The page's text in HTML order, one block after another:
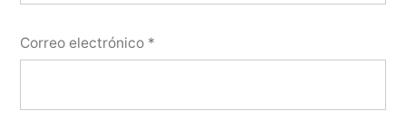
Correo electrónico *